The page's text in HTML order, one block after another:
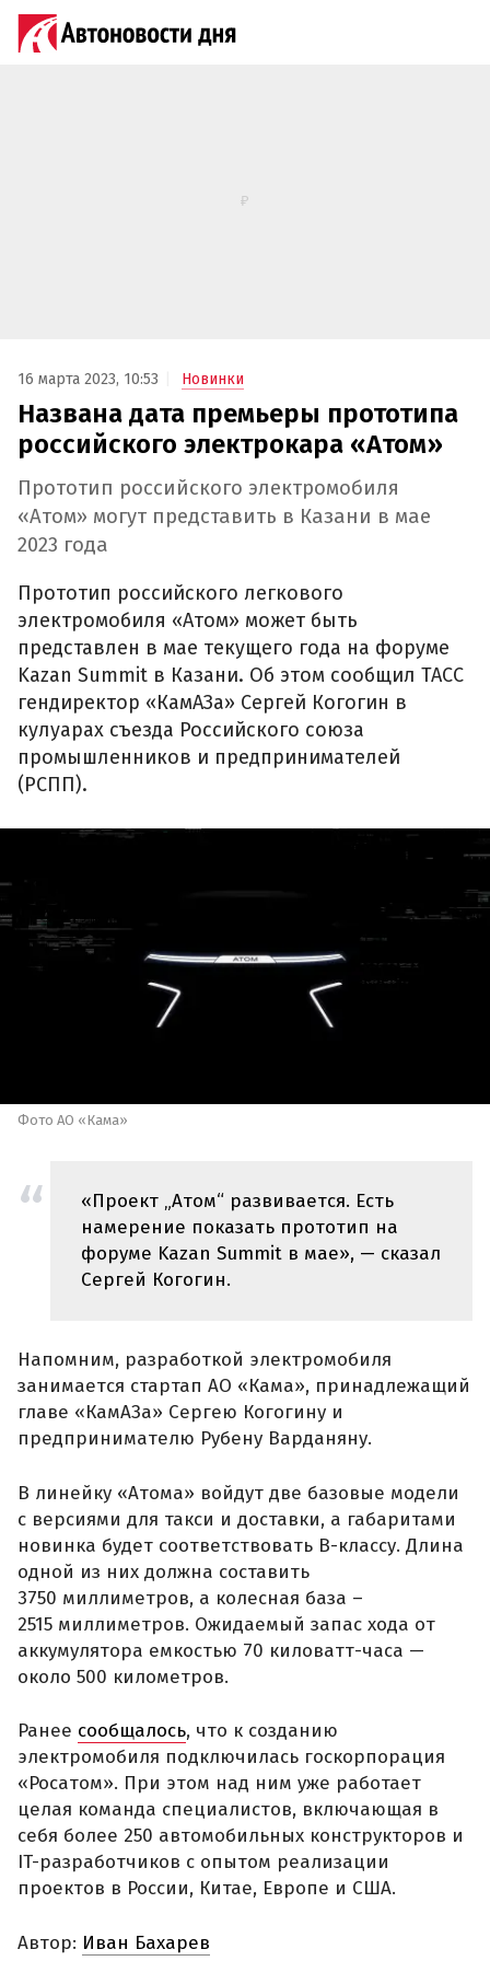
16 марта 2023, 10:53 Новинки
Названа дата премьеры прототипа
российского электрокара «Атом»
Прототип российского электромобиля
«Атом» могут представить в Казани в мае
2023 года
Прототип российского легкового
электромобиля «Атом» может быть
представлен в мае текущего года на форуме
Kazan Summit в Казани. Об этом сообщил ТАСС
гендиректор «КамАЗа» Сергей Когогин в
кулуарах съезда Российского союза
промышленников и предпринимателей
(РСПП).
Фото АО «Кама»
«Проект „Атом“ развивается. Есть
намерение показать прототип на
форуме Kazan Summit в мае», — сказал
Сергей Когогин.
Напомним, разработкой электромобиля
занимается стартап АО «Кама», принадлежащий
главе «КамАЗа» Сергею Когогину и
предпринимателю Рубену Варданяну.
В линейку «Атома» войдут две базовые модели
с версиями для такси и доставки, а габаритами
новинка будет соответствовать B-классу. Длина
одной из них должна составить
3750 миллиметров, а колесная база –
2515 миллиметров. Ожидаемый запас хода от
аккумулятора емкостью 70 киловатт-часа —
около 500 километров.
Ранее сообщалось, что к созданию
электромобиля подключилась госкорпорация
«Росатом». При этом над ним уже работает
целая команда специалистов, включающая в
себя более 250 автомобильных конструкторов и
IT-разработчиков с опытом реализации
проектов в России, Китае, Европе и США.
Автор: Иван Бахарев